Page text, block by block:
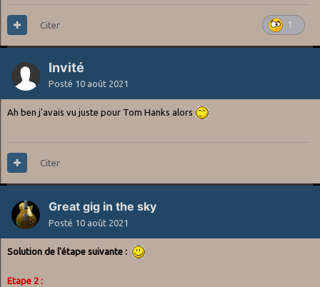
1
Citer
Invité
Posté 10 août 2021
Ah ben j'avais vu juste pour Tom Hanks alors
Citer
Great gig in the sky
Posté 10 août 2021
Solution de l'étape suivante :
Etape 2 :